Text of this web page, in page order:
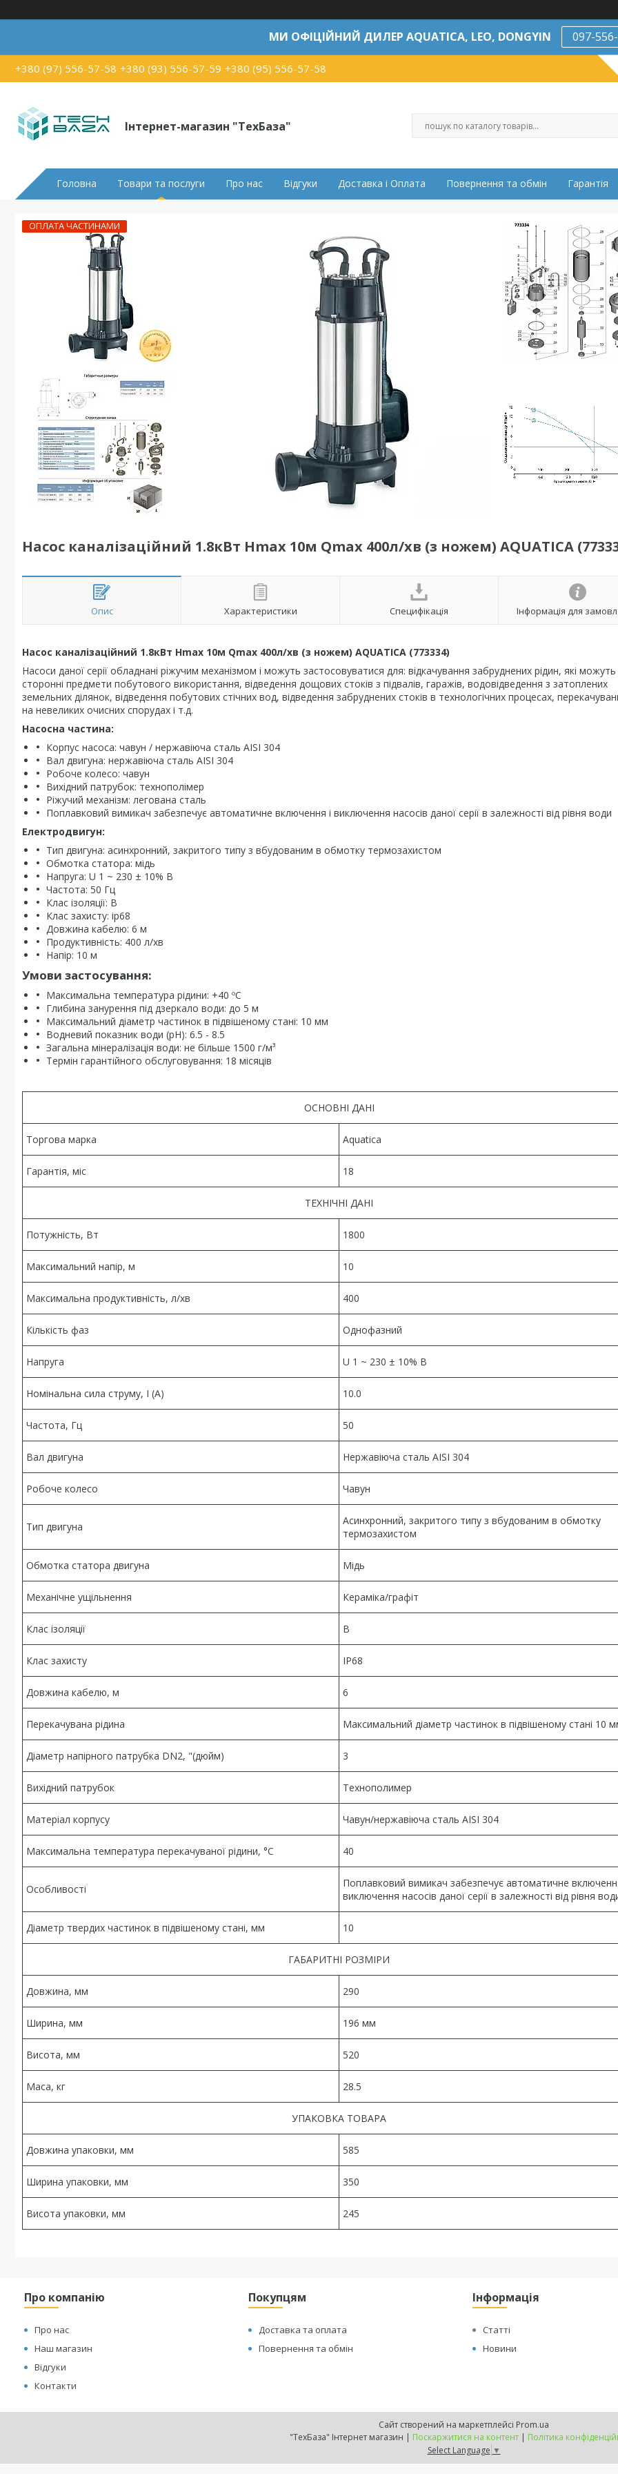
МИ ОФІЦІЙНИЙ ДИЛЕР AQUATICA, LEO, DONGYIN 097-
+380 (97) 556-57-58 +380 (93) 556-57-59 +380 (95) 556-57-58
Інтернет-магазин "ТехБаза"
Головна Товари та послуги Про нас Відгуки Доставка і Оплата Повернення та обмін Гарантія
ОПЛАТА ЧАСТИНАМИ
Насос каналізаційний 1.8кВт Hmax 10м Qmax 400л/хв (з ножем) AQUATICA
Опис Характеристики Специфікація Інформація для
Насос каналізаційний 1.8кВт Hmax 10м Qmax 400л/хв (з ножем) AQUATICA (773334)
Насоси даної серії обладнані ріжучим механізмом і можуть застосовуватися для: відкачування забруднених рідин, які можуть
сторонні предмети побутового використання, відведення дощових стоків з підвалів, гаражів, водовідведення з затоплених
земельних ділянок, відведення побутових стічних вод, відведення забруднених стоків в технологічних процесах,
на невеликих очисних спорудах і т.д.
Насосна частина:
Корпус насоса: чавун / нержавіюча сталь AISI 304
Вал двигуна: нержавіюча сталь AISI 304
Робоче колесо: чавун
Вихідний патрубок: технополімер
Ріжучий механізм: легована сталь
Поплавковий вимикач забезпечує автоматичне включення і виключення насосів даної серії в залежності від рівня води
Електродвигун:
Тип двигуна: асинхронний, закритого типу з вбудованим в обмотку термозахистом
Обмотка статора: мідь
Напруга: U 1 ~ 230 ± 10% В
Частота: 50 Гц
Клас ізоляції: В
Клас захисту: ip68
Довжина кабелю: 6 м
Продуктивність: 400 л/хв
Напір: 10 м
Умови застосування:
Максимальна температура рідини: +40 ºC
Глибина занурення під дзеркало води: до 5 м
Максимальний діаметр частинок в підвішеному стані: 10 мм
Водневий показник води (pH): 6.5 - 8.5
Загальна мінералізація води: не більше 1500 г/м³
Термін гарантійного обслуговування: 18 місяців
ОСНОВНІ ДАНІ
Торгова марка Aquatica
Гарантія, міс 18
ТЕХНІЧНІ ДАНІ
Потужність, Вт 1800
Максимальний напір, м 10
Максимальна продуктивність, л/хв 400
Кількість фаз Однофазний
Напруга U 1 ~ 230 ± 10% В
Номінальна сила струму, I (А) 10.0
Частота, Гц 50
Вал двигуна Нержавіюча сталь AISI 304
Робоче колесо Чавун
Тип двигуна
Асинхронний, закритого типу з вбудованим в обмотку
термозахистом
Обмотка статора двигуна Мідь
Механічне ущільнення Кераміка/графіт
Клас ізоляції В
Клас захисту IP68
Довжина кабелю, м 6
Перекачувана рідина Максимальний діаметр частинок в підвішеному стані 10
Діаметр напірного патрубка DN2, "(дюйм) 3
Вихідний патрубок Технополимер
Матеріал корпусу Чавун/нержавіюча сталь AISI 304
Максимальна температура перекачуваної рідини, °C 40
Особливості
Поплавковий вимикач забезпечує автоматичне
виключення насосів даної серії в залежності від рівня
Діаметр твердих частинок в підвішеному стані, мм 10
ГАБАРИТНІ РОЗМІРИ
Довжина, мм 290
Ширина, мм 196 мм
Висота, мм 520
Маса, кг 28.5
УПАКОВКА ТОВАРА
Довжина упаковки, мм 585
Ширина упаковки, мм 350
Висота упаковки, мм 245
Про компанію
Про нас
Наш магазин
Відгуки
Контакти
Покупцям
Доставка та оплата
Повернення та обмін
Інформація
Статті
Новини
Сайт створений на маркетплейсі Prom.ua
"ТехБаза" Інтернет магазин | Поскаржитися на контент | Політика
Select Language ▼